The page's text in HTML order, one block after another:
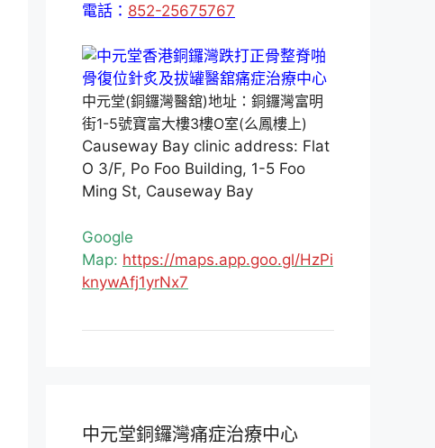
電話： 852-25675767
中元堂(銅鑼灣醫舘)地址：銅鑼灣富明
街1-5號寶富大樓3樓O室(么鳳樓上)
Causeway Bay clinic address: Flat
O 3/F, Po Foo Building, 1-5 Foo
Ming St, Causeway Bay
Google
Map: https://maps.app.goo.gl/HzPi
knywAfj1yrNx7
中元堂銅鑼灣痛症治療中心